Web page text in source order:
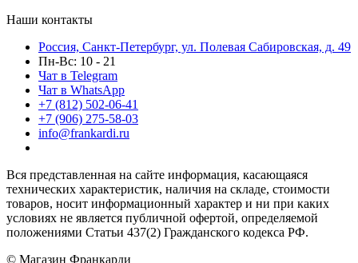
Наши контакты
Россия, Санкт-Петербург, ул. Полевая Сабировская, д. 49
Пн-Вс: 10 - 21
Чат в Telegram
Чат в WhatsApp
+7 (812) 502-06-41
+7 (906) 275-58-03
info@frankardi.ru
Вся представленная на сайте информация, касающаяся
технических характеристик, наличия на складе, стоимости
товаров, носит информационный характер и ни при каких
условиях не является публичной офертой, определяемой
положениями Статьи 437(2) Гражданского кодекса РФ.
© Магазин Франкарди